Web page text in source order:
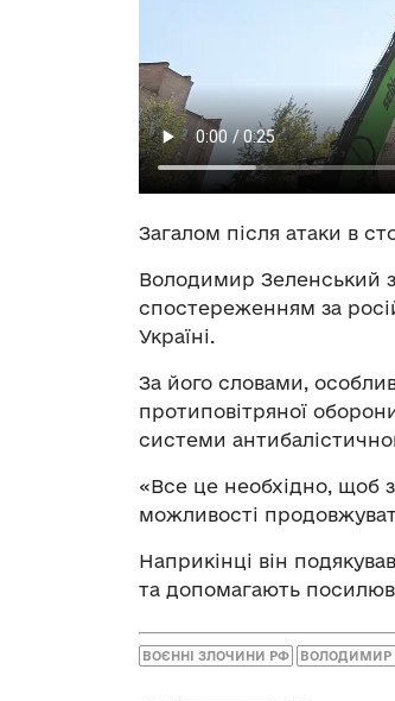
Загалом після атаки в
Володимир Зеленський
спостереженням за
Україні.
За його словами,
протиповітряної
системи
«Все це необхідно, щоб
можливості
Наприкінці він
та допомагають
ВОЄННІ ЗЛОЧИНИ РФ ВОЛОДИМИР